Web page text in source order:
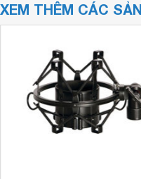
XEM THÊM CÁC